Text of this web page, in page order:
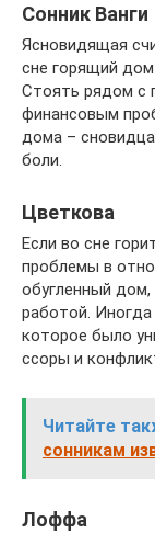
Сонник Ванги
Ясновидящая
сне горящий
Стоять рядом с
финансовым
дома –
боли.
Цветкова
Если во сне
проблемы в
обугленный
работой.
которое было
ссоры и
Читайте
сонникам
Лоффа